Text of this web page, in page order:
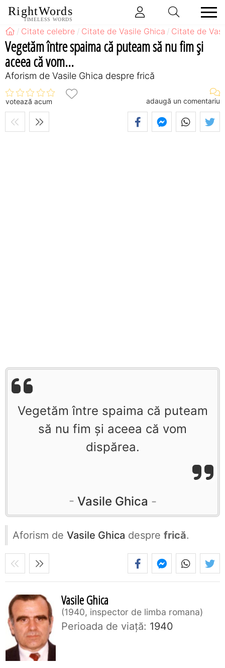
RightWords
TIMELESS WORDS
Citate celebre Citate de Vasile Ghica Citate de
Vegetăm între spaima că puteam să nu fim şi
aceea că vom...
Aforism de Vasile Ghica despre frică
votează acum adaugă un comentariu
Vegetăm între spaima că puteam
să nu fim şi aceea că vom
dispărea.
Vasile Ghica
Aforism de Vasile Ghica despre frică.
Vasile Ghica
1940, inspector de limba romana
Perioada de viaţă: 1940